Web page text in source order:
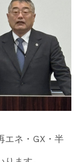
エネ・GX・半